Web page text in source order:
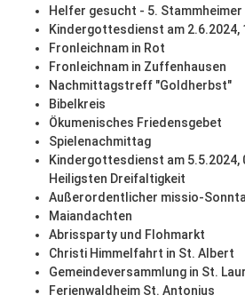
Helfer gesucht - 5.
Kindergottesdienst am 2.6.2024,
Fronleichnam in Rot
Fronleichnam in Zuffenhausen
Nachmittagstreff "Goldherbst"
Bibelkreis
Ökumenisches Friedensgebet
Spielenachmittag
Kindergottesdienst am 5.5.2024,
Heiligsten Dreifaltigkeit
Außerordentlicher missio-
Maiandachten
Abrissparty und Flohmarkt
Christi Himmelfahrt in St. Albert
Gemeindeversammlung in St.
Ferienwaldheim St. Antonius